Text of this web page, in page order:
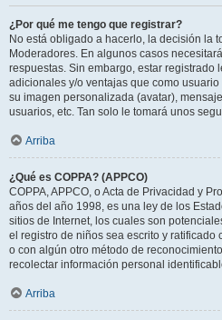
¿Por qué me tengo que registrar?
No está obligado a hacerlo, la decisión la
Moderadores. En algunos casos
respuestas. Sin embargo, estar registrado
adicionales y/o ventajas que como
su imagen personalizada (avatar),
usuarios, etc. Tan solo le tomará unos
Arriba
¿Qué es COPPA? (APPCO)
COPPA, APPCO, o Acta de Privacidad y
años del año 1998, es una ley de los
sitios de Internet, los cuales son
el registro de niños sea escrito y
o con algún otro método de
recolectar información personal
Arriba